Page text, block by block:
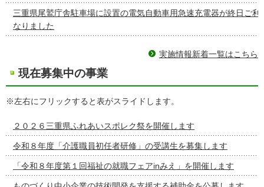
三重県尾鷲庁舎駐車場に設置の電気自動車用急速充電器が終日ご利
なりました
実施情報新着一覧はこちら
現在募集中の事業
※左右にフリックすると表がスライドします。
２０２６三重県ふれあいスポレク祭を開催します
令和８年度「介護職員初任者研修」の受講生を募集します
「令和８年度第１回福祉の就職フェアinみえ」を開催します